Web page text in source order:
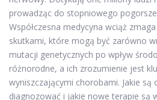
prowadząc do stopniowego
Współczesna medycyna wciąż
skutkami, które mogą być zarówno
mutacji genetycznych po wpływ
różnorodne, a ich zrozumienie jest
wyniszczającymi chorobami. Jakie
diagnozować i jakie nowe terapie są